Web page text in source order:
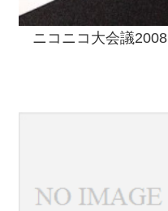
ニコニコ大会議2008